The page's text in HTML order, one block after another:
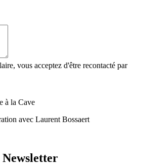
vous acceptez d'être recontacté par
à la Cave
avec Laurent Bossaert